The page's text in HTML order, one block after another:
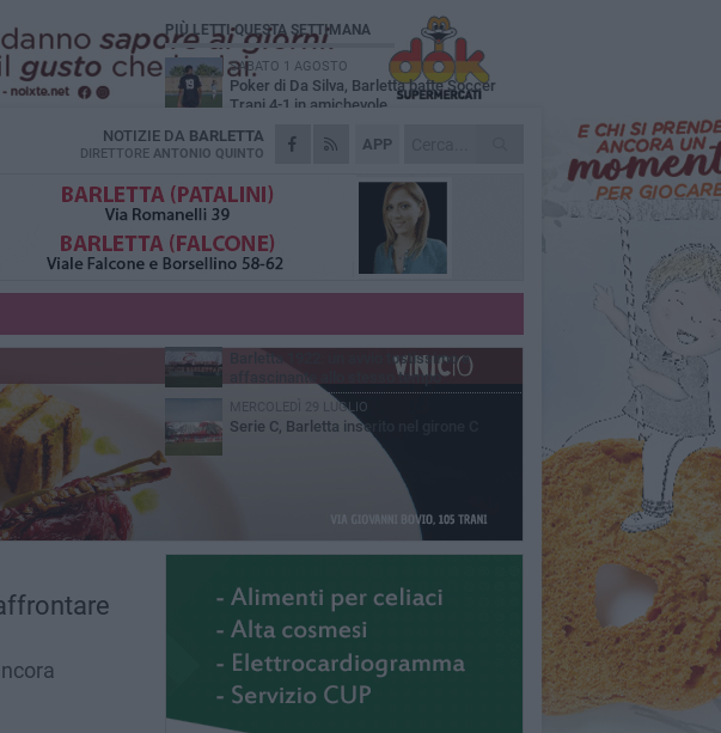
APP
NOTIZIE DA BARLETTA
DIRETTORE ANTONIO QUINTO
PIÙ LETTI QUESTA SETTIMANA
SABATO 1 AGOSTO
Poker di Da Silva, Barletta batte Soccer
Trani 4-1 in amichevole
VENERDÌ 31 LUGLIO
Serie C Sky Wifi: fissate date e orari delle
VENERDÌ 31 LUGLIO
Il calcio italiano piange l'immenso Franco
Baresi
GIOVEDÌ 6 AGOSTO
Addio a mister Marchioro. L'uomo del
VENERDÌ 31 LUGLIO
Barletta 1922: un avvio tostissimo e
affascinante allo stesso tempo
MERCOLEDÌ 29 LUGLIO
Serie C, Barletta inserito nel girone C